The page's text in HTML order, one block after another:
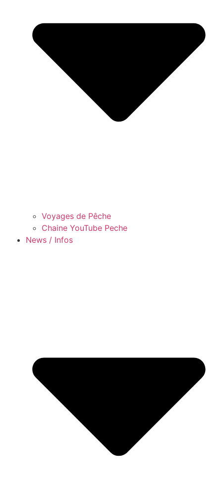
Voyages de Pêche
Chaine YouTube Peche
News / Infos